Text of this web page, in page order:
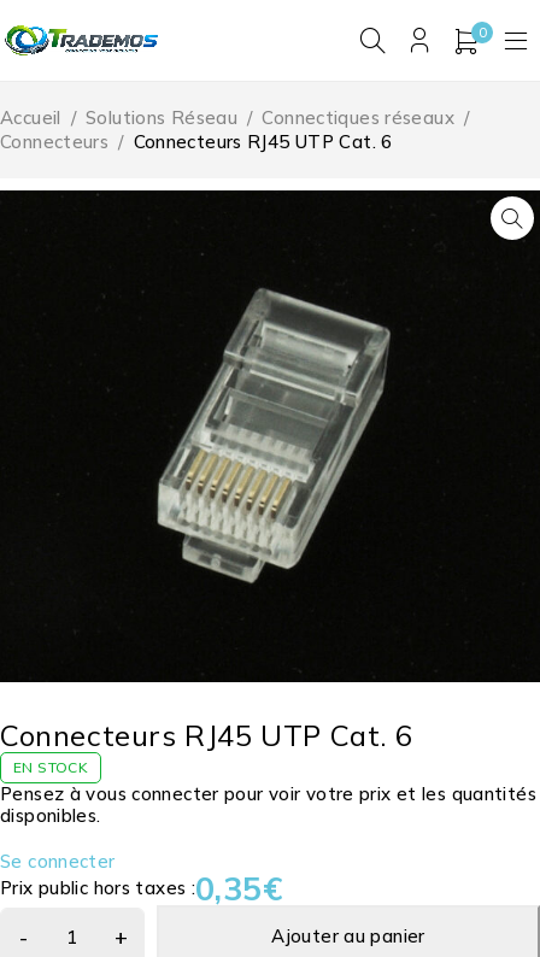
0
Accueil / Solutions Réseau / Connectiques réseaux /
Connecteurs / Connecteurs RJ45 UTP Cat. 6
Connecteurs RJ45 UTP Cat. 6
EN STOCK
Pensez à vous connecter pour voir votre prix et les quantités
disponibles.
Se connecter
Prix public hors taxes :0,35€
Ajouter au panier